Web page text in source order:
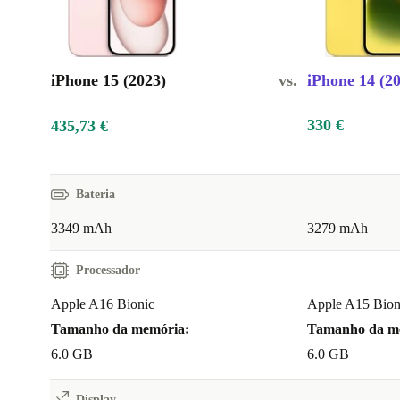
Tira fotografias artísticas e capta os teus melhores momentos
função de software de câmara telefoto 2x, este
experiência fotográfica, permitindo-te tirar fotografias
super alta resolução, graças também à sua câmara
três níveis de zoom.
modo Foto mas agora que olhaste para a galeria
iPhone 15 (2023) vs. iPhone 14
435,73 € 330 €
Bateria
3349 mAh 3279 mAh
Processador
Apple A16 Bionic
Tamanho da memória:
6.0 GB
Apple A15
Tamanho da
6.0 GB